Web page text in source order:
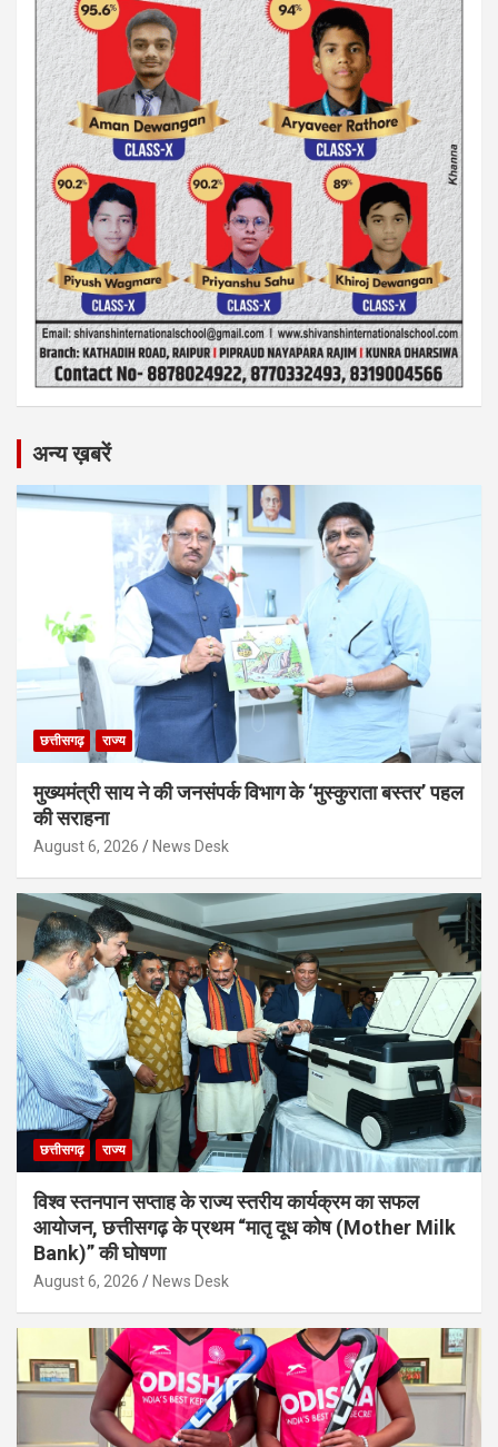
अन्य ख़बरें
छत्तीसगढ़ राज्य
मुख्यमंत्री साय ने की जनसंपर्क विभाग के ‘मुस्कुराता बस्तर’ पहल
की सराहना
August 6, 2026 News Desk
छत्तीसगढ़ राज्य
विश्व स्तनपान सप्ताह के राज्य स्तरीय कार्यक्रम का सफल
आयोजन, छत्तीसगढ़ के प्रथम “मातृ दूध कोष (Mother Milk
Bank)” की घोषणा
August 6, 2026 News Desk